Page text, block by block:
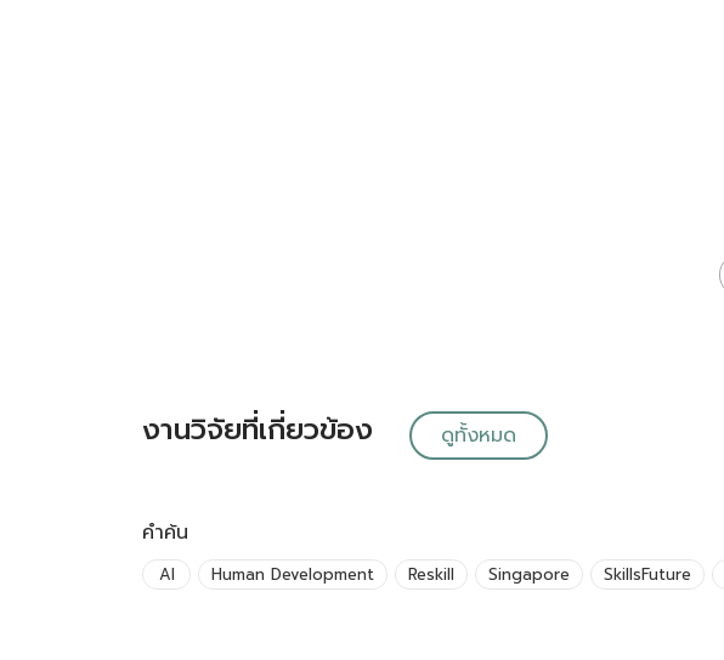
งานวิจัยที่เกี่ยวข้อง ดูทั้งหมด
คำค้น
AI Human Development Reskill Singapore SkillsFuture